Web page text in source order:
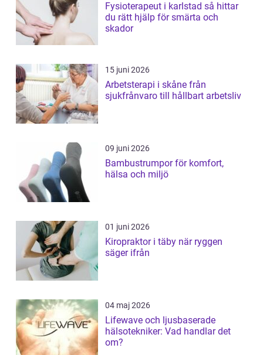
Fysioterapeut i karlstad så hittar
du rätt hjälp för smärta och
skador
15 juni 2026
Arbetsterapi i skåne från
sjukfrånvaro till hållbart arbetsliv
09 juni 2026
Bambustrumpor för komfort,
hälsa och miljö
01 juni 2026
Kiropraktor i täby när ryggen
säger ifrån
04 maj 2026
Lifewave och ljusbaserade
hälsotekniker: Vad handlar det
om?